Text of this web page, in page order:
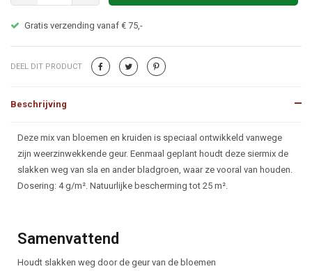
Gratis verzending vanaf € 75,-
DEEL DIT PRODUCT
Beschrijving
Beschrijving
Deze mix van bloemen en kruiden is speciaal ontwikkeld vanwege
zijn weerzinwekkende geur. Eenmaal geplant houdt deze siermix de
slakken weg van sla en ander bladgroen, waar ze vooral van houden.
Dosering: 4 g/m². Natuurlijke bescherming tot 25 m².
Samenvattend
Houdt slakken weg door de geur van de bloemen